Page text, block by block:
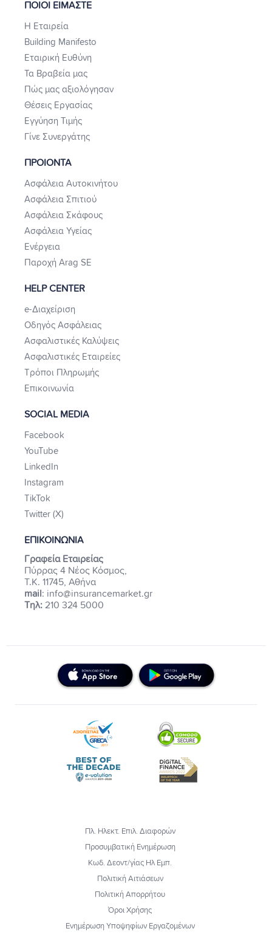
ΠΟΙΟΙ ΕΙΜΑΣΤΕ
Η Εταιρεία
Building Manifesto
Εταιρική Ευθύνη
Τα Βραβεία μας
Πώς μας αξιολόγησαν
Θέσεις Εργασίας
Εγγύηση Τιμής
Γίνε Συνεργάτης
ΠΡΟΙΟΝΤΑ
Ασφάλεια Αυτοκινήτου
Ασφάλεια Σπιτιού
Ασφάλεια Σκάφους
Ασφάλεια Υγείας
Ενέργεια
Παροχή Arag SE
HELP CENTER
e-Διαχείριση
Οδηγός Ασφάλειας
Ασφαλιστικές Καλύψεις
Ασφαλιστικές Εταιρείες
Τρόποι Πληρωμής
Επικοινωνία
SOCIAL MEDIA
Facebook
YouTube
LinkedIn
Instagram
TikTok
Twitter (X)
ΕΠΙΚΟΙΝΩΝΙΑ
Γραφεία Εταιρείας
Πύρρας 4 Νέος Κόσμος,
Τ.Κ. 11745, Αθήνα
mail: info@insurancemarket.gr
Τηλ: 210 324 5000
Πλ. Ηλεκτ. Επιλ. Διαφορών
Προσυμβατική Ενημέρωση
Κωδ. Δεοντ/γίας Ηλ Εμπ.
Πολιτική Αιτιάσεων
Πολιτική Απορρήτου
Όροι Χρήσης
Ενημέρωση Υποψηφίων Εργαζομένων